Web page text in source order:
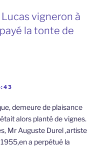
vigneron à
la tonte de
demeure de plaisance
alors planté de vignes.
Mr Auguste Durel ,artiste
a perpétué la